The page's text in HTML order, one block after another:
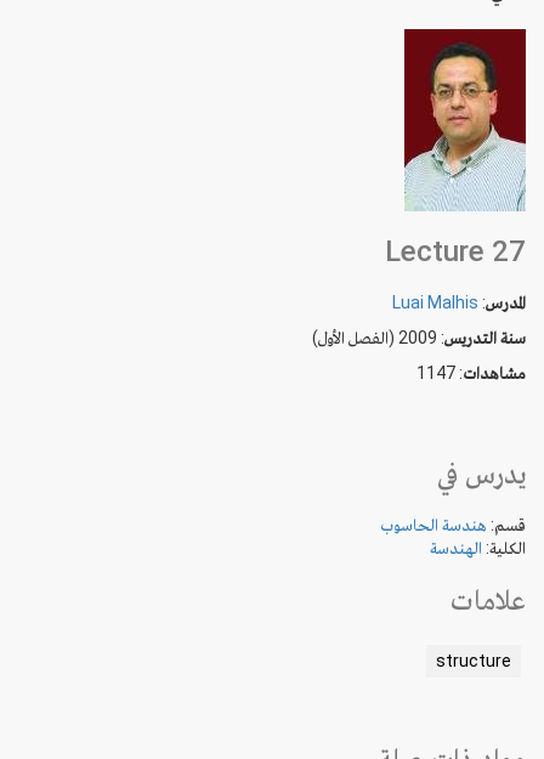
Lecture 27
المدرس:
Luai Malhis
سنة التدريس: 2009 (الفصل الأول)
مشاهدات: 1147
يدرس في
قسم: هندسة الحاسوب
الكلية: الهندسة
علامات
structure